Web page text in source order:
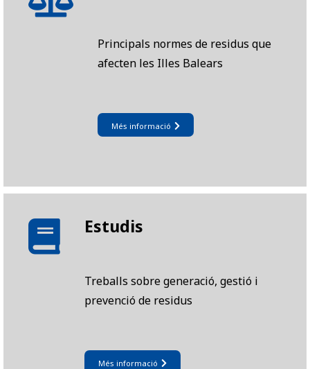
Principals normes de residus que
afecten les Illes Balears
Més informació
Estudis
Treballs sobre generació, gestió i
prevenció de residus
Més informació